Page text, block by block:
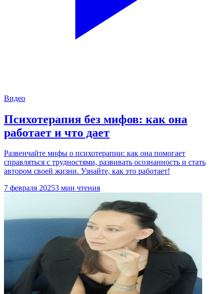
Видео
Психотерапия без мифов: как она
работает и что дает
Развенчайте мифы о психотерапии: как она помогает
справляться с трудностями, развивать осознанность и стать
автором своей жизни. Узнайте, как это работает!
7 февраля 20253 мин чтения